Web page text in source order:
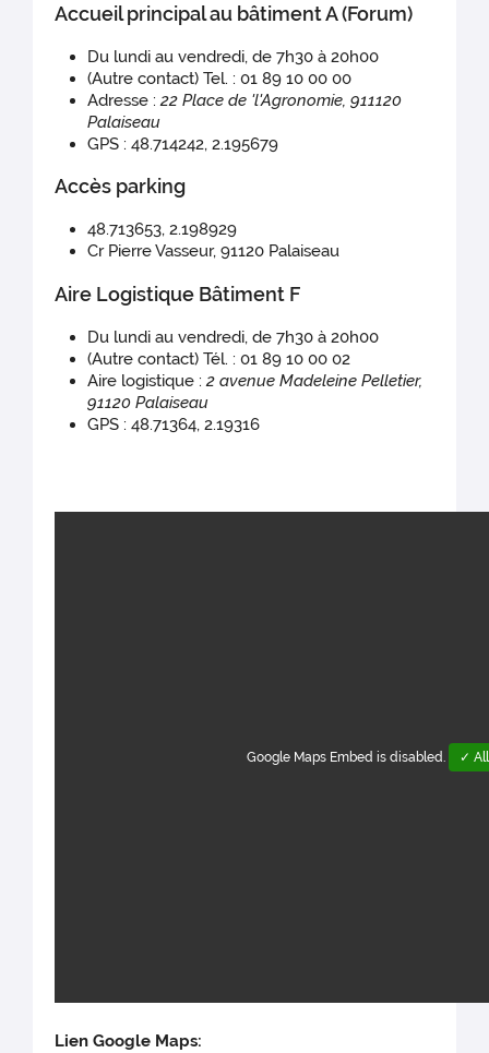
Accueil principal au bâtiment A (Forum)
Du lundi au vendredi, de 7h30 à 20h00
(Autre contact) Tel. : 01 89 10 00 00
Adresse :22 Place de 'l'Agronomie, 911120
Palaiseau
GPS : 48.714242, 2.195679
Accès parking
48.713653, 2.198929
Cr Pierre Vasseur, 91120 Palaiseau
Aire Logistique Bâtiment F
Du lundi au vendredi, de 7h30 à 20h00
(Autre contact) Tél. : 01 89 10 00 02
Aire logistique :2 avenue Madeleine Pelletier,
91120 Palaiseau
GPS : 48.71364, 2.19316
Google Maps Embed is disabled. ✓
Lien Google Maps: